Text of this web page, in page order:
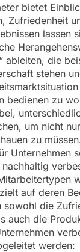
bietet
Zufriedenheit
lassen
ableiten, die
stehen
bedienen zu
um nicht
zu
Unternehmen
auf deren
sowohl die
auch die
werden: